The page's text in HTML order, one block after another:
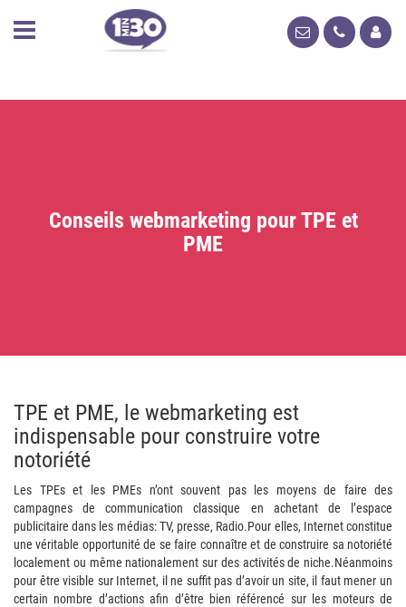
Conseils webmarketing pour TPE et
PME
TPE et PME, le webmarketing est
indispensable pour construire votre
notoriété
Les TPEs et les PMEs n’ont souvent pas les moyens de faire des
campagnes de communication classique en achetant de l’espace
publicitaire dans les médias: TV, presse, Radio.Pour elles, Internet constitue
une véritable opportunité de se faire connaître et de construire sa notoriété
localement ou même nationalement sur des activités de niche.Néanmoins
pour être visible sur Internet, il ne suffit pas d’avoir un site, il faut mener un
certain nombre d’actions afin d’être bien référencé sur les moteurs de